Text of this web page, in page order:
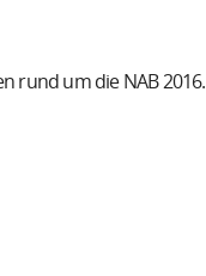
rund um die NAB 2016.